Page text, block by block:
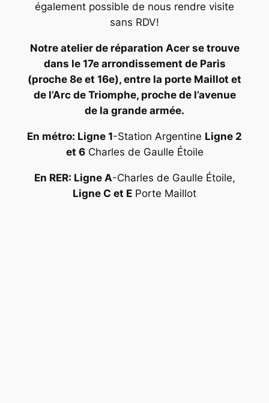
également possible de nous rendre visite
sans RDV!
Notre atelier de réparation Acer se trouve
dans le 17e arrondissement de Paris
(proche 8e et 16e), entre la porte Maillot et
de l’Arc de Triomphe, proche de l’avenue
de la grande armée.
En métro: Ligne 1-Station Argentine Ligne 2
et 6Charles de Gaulle Étoile
En RER: Ligne A-Charles de Gaulle Étoile,
Ligne C et E Porte Maillot